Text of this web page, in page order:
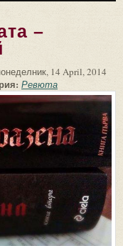
–
14 April, 2014
Ревюта